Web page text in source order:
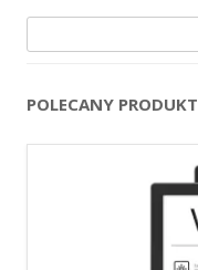
POLECANY PRODUKT